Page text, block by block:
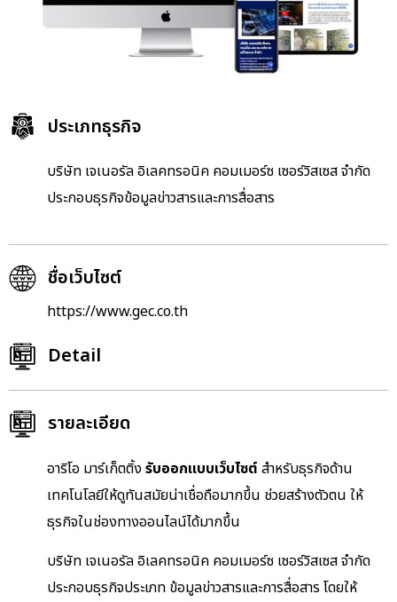
ประเภทธุรกิจ
บริษัท เจเนอรัล อิเลคทรอนิค คอมเมอร์ซ เซอร์วิสเซส จำกัด
ประกอบธุรกิจข้อมูลข่าวสารและการสื่อสาร
ชื่อเว็บไซต์
https://www.gec.co.th
Detail
รายละเอียด
อาริโอ มาร์เก็ตติ้งรับออกแบบเว็บไซต์ สำหรับธุรกิจด้าน
เทคโนโลยีให้ดูทันสมัยน่าเชื่อถือมากขึ้น ช่วยสร้างตัวตน ให้
ธุรกิจในช่องทางออนไลน์ได้มากขึ้น
บริษัท เจเนอรัล อิเลคทรอนิค คอมเมอร์ซ เซอร์วิสเซส จำกัด
ประกอบธุรกิจประเภท ข้อมูลข่าวสารและการสื่อสาร โดยให้